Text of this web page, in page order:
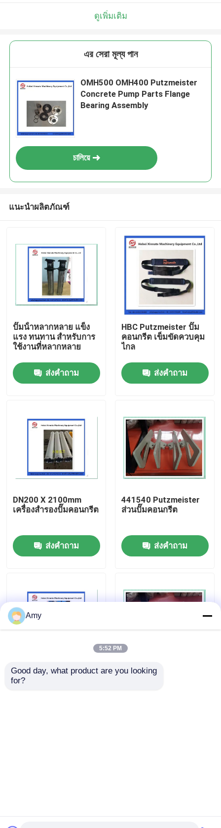
บ้าน
ผลิตภัณฑ์
วิดีโอ
ทัวร์โรงงาน
ควบคุมคุณภาพ
ติดต่อเรา
ขออ้าง
ส่วนของปั๊มคอนกรีต Schwing
อะไหล่รถบรรทุกเครื่องผสมคอนกรีต
ดูเพิ่มเติม
এর সেরা মূল্য পান
OMH500 OMH400 Putzmeister
Concrete Pump Parts Flange
Bearing Assembly
চালিয়ে
แนะนำผลิตภัณฑ์
ปั๊มน้ําหลากหลาย แข็ง
แรง ทนทาน สําหรับการ
ใช้งานที่หลากหลาย
ส่งคำถาม
HBC Putzmeister ปั๊ม
คอนกรีต เข็มขัดควบคุม
ไกล
ส่งคำถาม
DN200 X 2100mm
เครื่องสํารองปั๊มคอนกรีต
ส่งคำถาม
441540 Putzmeister
ส่วนปั๊มคอนกรีต
ส่งคำถาม
HAVE Balance Valve
Putzmeister Single
441540 Putzmeister
Amy
5:52 PM
Good day, what product are you looking
for?